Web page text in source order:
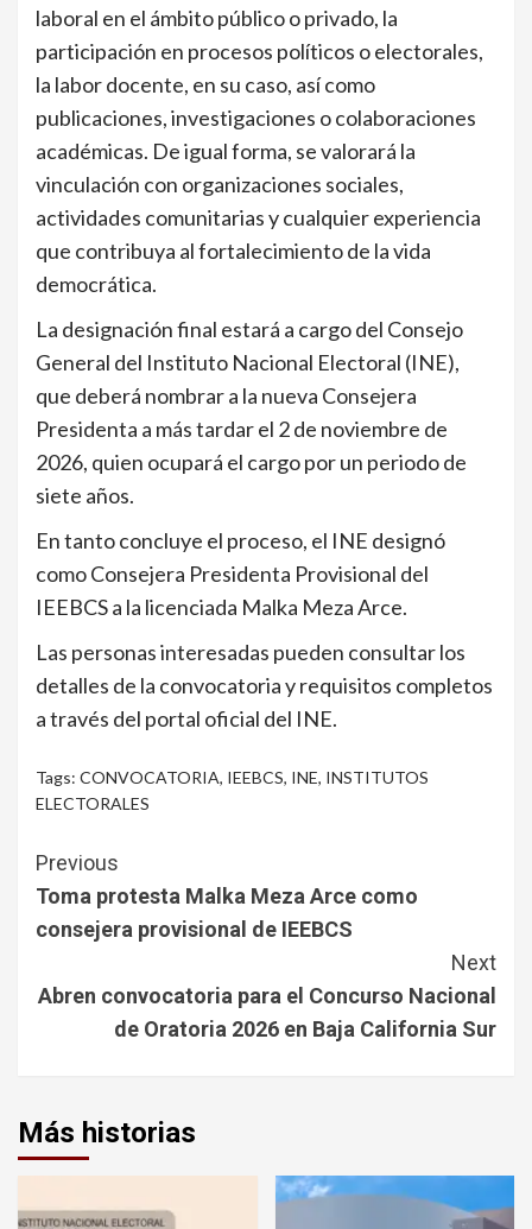
laboral en el ámbito público o privado, la
participación en procesos políticos o electorales,
la labor docente, en su caso, así como
publicaciones, investigaciones o colaboraciones
académicas. De igual forma, se valorará la
vinculación con organizaciones sociales,
actividades comunitarias y cualquier experiencia
que contribuya al fortalecimiento de la vida
democrática.
La designación final estará a cargo del Consejo
General del Instituto Nacional Electoral (INE),
que deberá nombrar a la nueva Consejera
Presidenta a más tardar el 2 de noviembre de
2026, quien ocupará el cargo por un periodo de
siete años.
En tanto concluye el proceso, el INE designó
como Consejera Presidenta Provisional del
IEEBCS a la licenciada Malka Meza Arce.
Las personas interesadas pueden consultar los
detalles de la convocatoria y requisitos completos
a través del portal oficial del INE.
Tags: CONVOCATORIA, IEEBCS, INE, INSTITUTOS
ELECTORALES
Continue
Reading
Previous
Toma protesta Malka Meza Arce como
consejera provisional de IEEBCS
Next
Abren convocatoria para el Concurso Nacional
de Oratoria 2026 en Baja California Sur
Más historias